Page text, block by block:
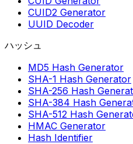
CUID2 Generator
UUID Decoder
ハッシュ
MD5 Hash Generator
SHA-1 Hash Generator
SHA-256 Hash
SHA-384 Hash
SHA-512 Hash
HMAC Generator
Hash Identifier